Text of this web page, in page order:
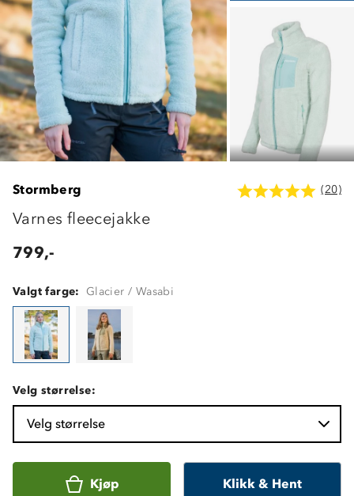
Stormberg (20)
Varnes fleecejakke
799,-
Valgt farge: Glacier / Wasabi
Velg størrelse:
Velg størrelse
Kjøp Klikk & Hent